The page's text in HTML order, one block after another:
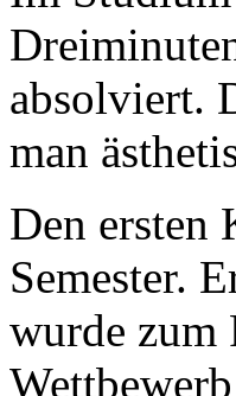
absolviert.
man
Den
Semester.
wurde zum